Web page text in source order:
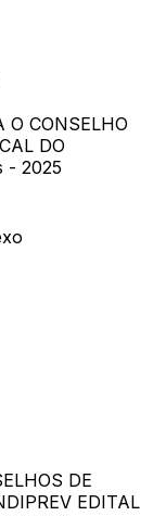
O CONSELHO
DO
- 2025
DE
EDITAL